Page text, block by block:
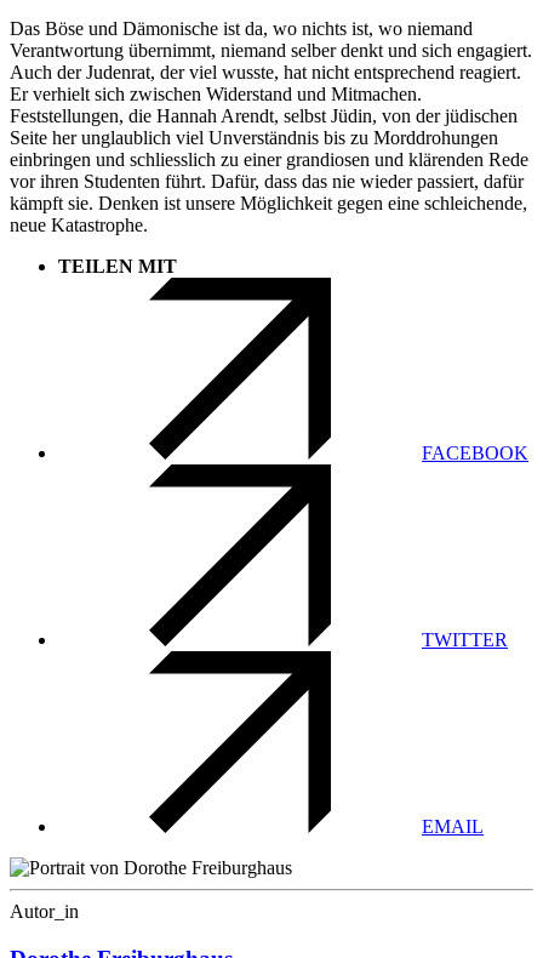
Das Böse und Dämonische ist da, wo nichts ist, wo niemand
Verantwortung übernimmt, niemand selber denkt und sich engagiert.
Auch der Judenrat, der viel wusste, hat nicht entsprechend reagiert.
Er verhielt sich zwischen Widerstand und Mitmachen.
Feststellungen, die Hannah Arendt, selbst Jüdin, von der jüdischen
Seite her unglaublich viel Unverständnis bis zu Morddrohungen
einbringen und schliesslich zu einer grandiosen und klärenden Rede
vor ihren Studenten führt. Dafür, dass das nie wieder passiert, dafür
kämpft sie. Denken ist unsere Möglichkeit gegen eine schleichende,
neue Katastrophe.
TEILEN MIT
FACEBOOK
TWITTER
EMAIL
Autor_in